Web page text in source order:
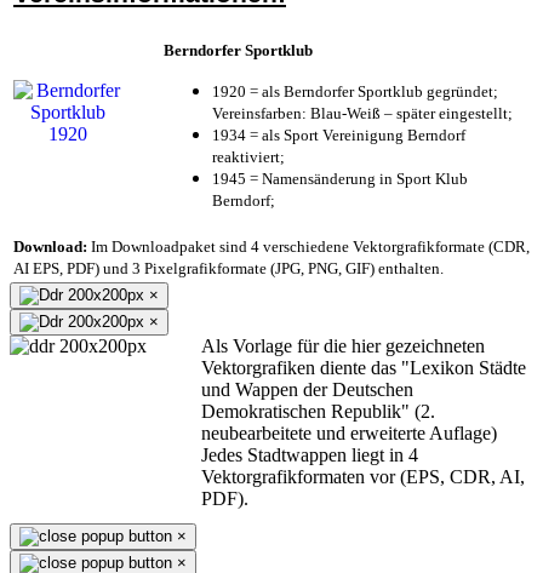
Berndorfer Sportklub
1920 = als Berndorfer Sportklub gegründet;
Vereinsfarben: Blau-Weiß – später eingestellt;
1934 = als Sport Vereinigung Berndorf
reaktiviert;
1945 = Namensänderung in Sport Klub
Berndorf;
Download: Im Downloadpaket sind 4 verschiedene Vektorgrafikformate (CDR,
AI EPS, PDF) und 3 Pixelgrafikformate (JPG, PNG, GIF) enthalten.
×
×
Als Vorlage für die hier gezeichneten
Vektorgrafiken diente das "Lexikon Städte
und Wappen der Deutschen
Demokratischen Republik" (2.
neubearbeitete und erweiterte Auflage)
Jedes Stadtwappen liegt in 4
Vektorgrafikformaten vor (EPS, CDR, AI,
PDF).
×
×